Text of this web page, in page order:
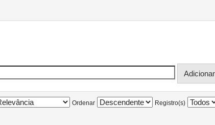
Ordenar Registro(s)